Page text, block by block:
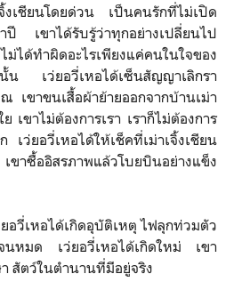
จิ้งเชียนโดยด่วน เป็นคนรักที่ไม่เปิด
ปี เขาได้รับรู้ว่าทุกอย่างเปลี่ยนไป
ได้ทำผิดอะไรเพียงแค่คนในใจของ
นั้น เว่ยอวี่เหอได้เซ็นสัญญาเลิกรา
เขาขนเสื้อผ้าย้ายออกจากบ้านเม่า
เขาไม่ต้องการเรา เราก็ไม่ต้องการ
เว่ยอวี่เหอได้ให้เช็คที่เม่าเจิ้งเชียน
าซื้ออิสรภาพแล้วโบยบินอย่างแข็ง
วี่เหอได้เกิดอุบัติเหตุ ไฟลุกท่วมตัว
จนหมด เว่ยอวี่เหอได้เกิดใหม่ เขา
สัตว์ในตำนานที่มีอยู่จริง